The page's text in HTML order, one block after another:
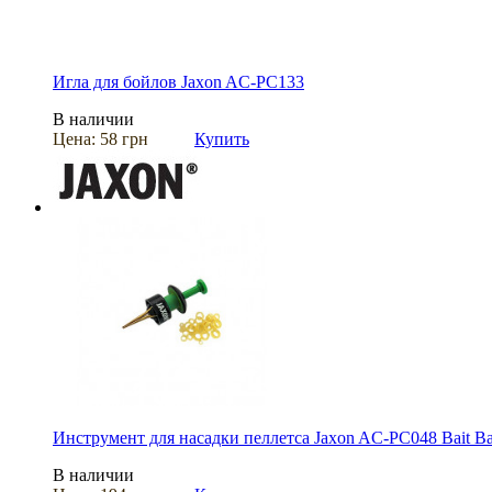
Игла для бойлов Jaxon AC-PC133
В наличии
Цена: 58 грн Купить
Инструмент для насадки пеллетса Jaxon AC-PC048 Bait
В наличии